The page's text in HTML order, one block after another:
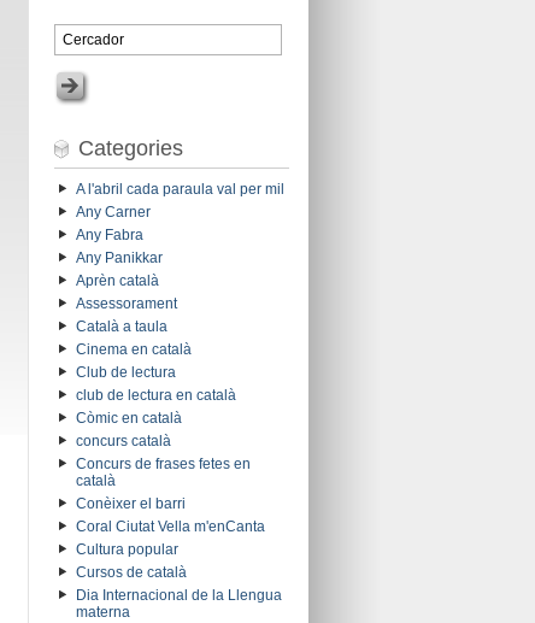
Categories
A l'abril cada paraula val per mil
Any Carner
Any Fabra
Any Panikkar
Aprèn català
Assessorament
Català a taula
Cinema en català
Club de lectura
club de lectura en català
Còmic en català
concurs català
Concurs de frases fetes en
català
Conèixer el barri
Coral Ciutat Vella m'enCanta
Cultura popular
Cursos de català
Dia Internacional de la Llengua
materna